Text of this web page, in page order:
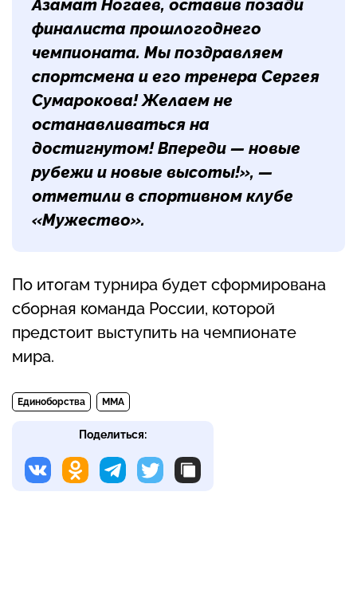
Азамат Ногаев, оставив позади
финалиста прошлогоднего
чемпионата. Мы поздравляем
спортсмена и его тренера Сергея
Сумарокова! Желаем не
останавливаться на
достигнутом! Впереди — новые
рубежи и новые высоты!», —
отметили в спортивном клубе
«Мужество».
По итогам турнира будет сформирована
сборная команда России, которой
предстоит выступить на чемпионате
мира.
Единоборства MMA
Поделиться: